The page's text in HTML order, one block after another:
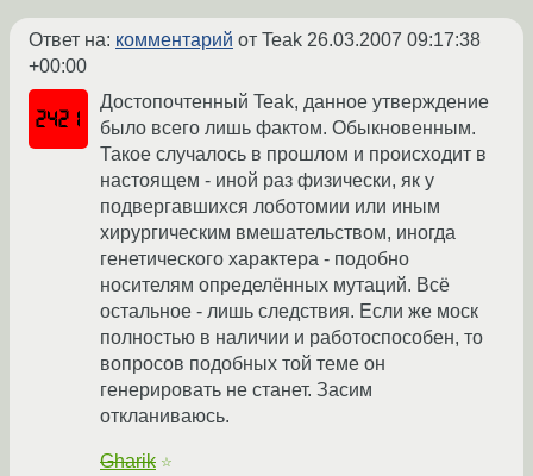
Ответ на: комментарий от Teak 26.03.2007 09:17:38
+00:00
Достопочтенный Teak, данное утверждение
было всего лишь фактом. Обыкновенным.
Такое случалось в прошлом и происходит в
настоящем - иной раз физически, як у
подвергавшихся лоботомии или иным
хирургическим вмешательством, иногда
генетического характера - подобно
носителям определённых мутаций. Всё
остальное - лишь следствия. Если же моск
полностью в наличии и работоспособен, то
вопросов подобных той теме он
генерировать не станет. Засим
откланиваюсь.
Gharik ☆